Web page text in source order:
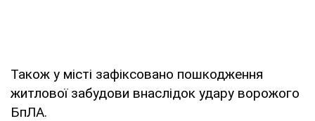
Також у місті зафіксовано пошкодження
житлової забудови внаслідок удару ворожого
БпЛА.